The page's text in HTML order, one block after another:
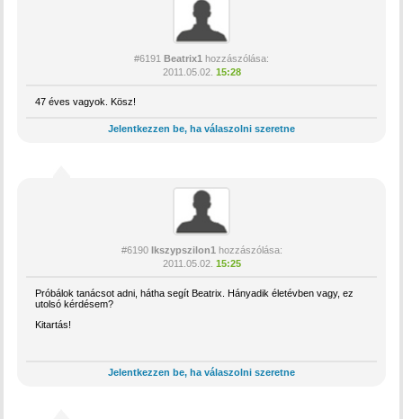
#6191 Beatrix1 hozzászólása:
2011.05.02. 15:28
47 éves vagyok. Kösz!
Jelentkezzen be, ha válaszolni szeretne
#6190 Ikszypszilon1 hozzászólása:
2011.05.02. 15:25
Próbálok tanácsot adni, hátha segít Beatrix. Hányadik életévben vagy, ez
utolsó kérdésem?
Kitartás!
Jelentkezzen be, ha válaszolni szeretne